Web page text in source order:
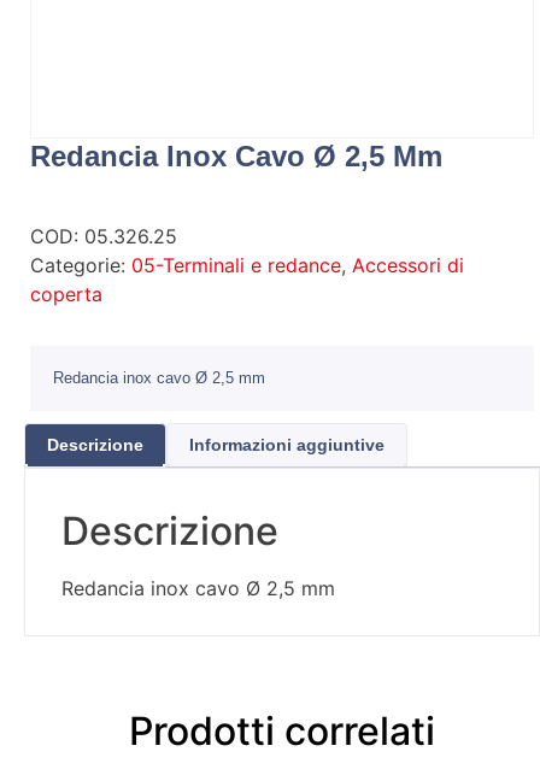
Redancia Inox Cavo Ø 2,5 Mm
COD: 05.326.25
Categorie: 05-Terminali e redance, Accessori di
coperta
Redancia inox cavo Ø 2,5 mm
Descrizione Informazioni aggiuntive
Descrizione
Redancia inox cavo Ø 2,5 mm
Prodotti correlati